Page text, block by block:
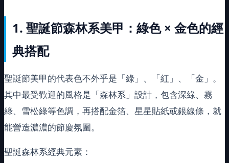
1. 聖誕節森林系美甲：綠色 × 金色的經
典搭配
聖誕節美甲的代表色不外乎是「綠」、「紅」、「金」。
其中最受歡迎的風格是「森林系」設計，包含深綠、霧
綠、雪松綠等色調，再搭配金箔、星星貼紙或銀線條，就
能營造濃濃的節慶氛圍。
聖誕森林系經典元素：